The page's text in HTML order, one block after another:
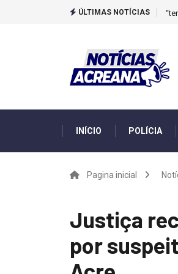
ÚLTIMAS NOTÍCIAS
INÍCIO POLÍCIA
Pagina inicial
Justiça
por